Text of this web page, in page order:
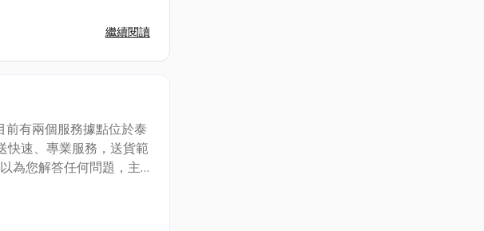
繼續閱讀
有兩個服務據點位於泰
快速、專業服務，送貨範
為您解答任何問題，主
纖板、玻璃棉、金屬天